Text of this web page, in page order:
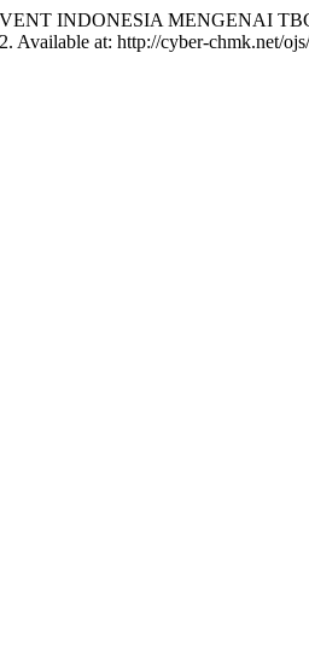
INDONESIA MENGENAI
Available at: http://cyber-chmk.net/